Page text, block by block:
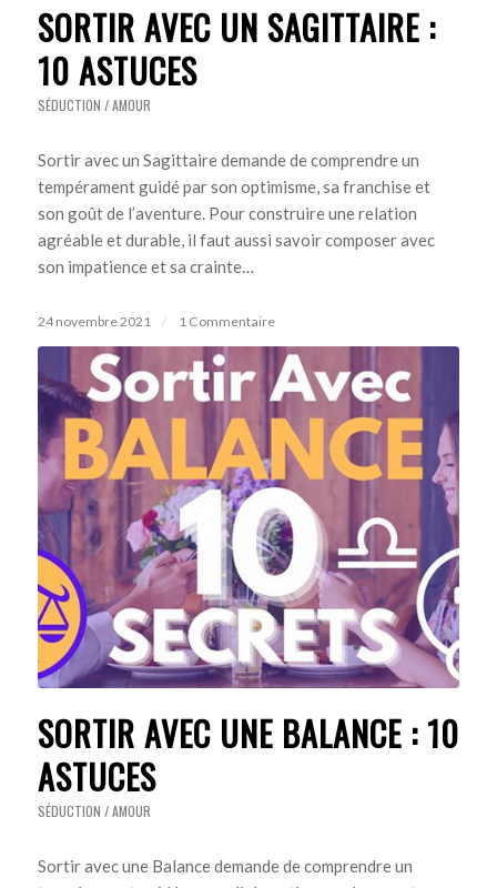
SORTIR AVEC UN SAGITTAIRE :
10 ASTUCES
SÉDUCTION / AMOUR
Sortir avec un Sagittaire demande de comprendre un
tempérament guidé par son optimisme, sa franchise et
son goût de l’aventure. Pour construire une relation
agréable et durable, il faut aussi savoir composer avec
son impatience et sa crainte…
24 novembre 2021 / 1 Commentaire
SORTIR AVEC UNE BALANCE : 10
ASTUCES
SÉDUCTION / AMOUR
Sortir avec une Balance demande de comprendre un